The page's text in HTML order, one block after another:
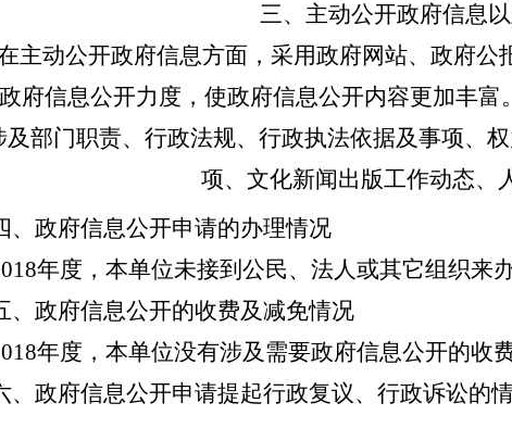
三、主动公开政府信息
主动公开政府信息方面，采用政府网站、政府
府信息公开力度，使政府信息公开内容更加丰富
及部门职责、行政法规、行政执法依据及事项、
项、文化新闻出版工作动态、
、政府信息公开申请的办理情况
8年度，本单位未接到公民、法人或其它组织来
、政府信息公开的收费及减免情况
8年度，本单位没有涉及需要政府信息公开的收
、政府信息公开申请提起行政复议、行政诉讼的